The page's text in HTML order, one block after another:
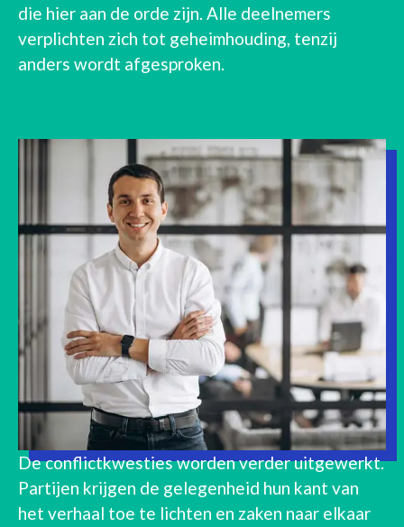
die hier aan de orde zijn. Alle deelnemers
verplichten zich tot geheimhouding, tenzij
anders wordt afgesproken.
De conflictkwesties worden verder uitgewerkt.
Partijen krijgen de gelegenheid hun kant van
het verhaal toe te lichten en zaken naar elkaar